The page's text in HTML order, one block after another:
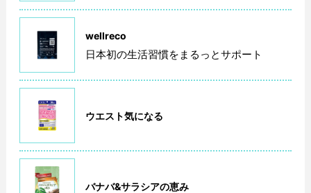
wellreco
日本初の生活習慣をまるっとサポート
ウエスト気になる
バナバ&サラシアの恵み